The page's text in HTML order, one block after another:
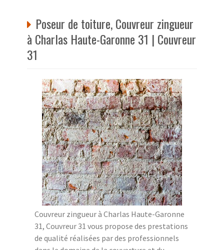
Poseur de toiture, Couvreur zingueur
à Charlas Haute-Garonne 31 | Couvreur
31
Couvreur zingueur à Charlas Haute-Garonne
31, Couvreur 31 vous propose des prestations
de qualité réalisées par des professionnels